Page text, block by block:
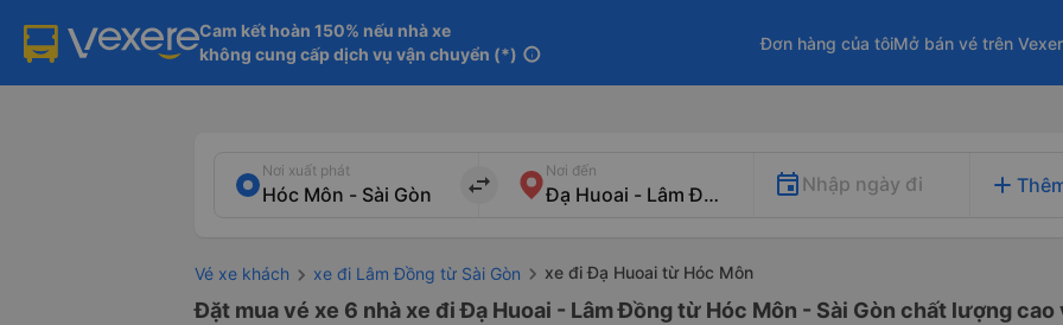
Cam kết hoàn 150% nếu nhà xe
không cung cấp dịch vụ vận chuyển (*) info
Đơn hàng của tôiMở bán vé trên
Nơi xuất phát
import_export
Nơi đến
Nhập ngày đi add
Vé xe khách xe đi Lâm Đồng từ Sài Gòn xe đi Đạ Huoai từ Hóc Môn
Đặt mua vé xe 6 nhà xe đi Đạ Huoai - Lâm Đồng từ Hóc Môn - Sài Gòn chất lượng